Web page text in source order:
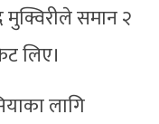
समान २
लिए।
लागि